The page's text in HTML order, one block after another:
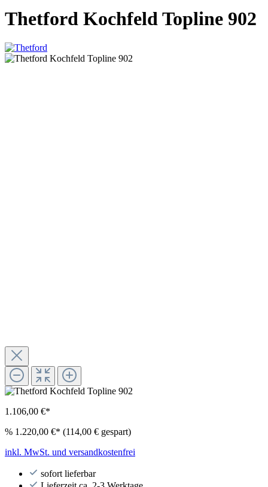
Thetford Kochfeld Topline 902
1.106,00 €*
% 1.220,00 €* (114,00 € gespart)
inkl. MwSt. und versandkostenfrei
sofort lieferbar